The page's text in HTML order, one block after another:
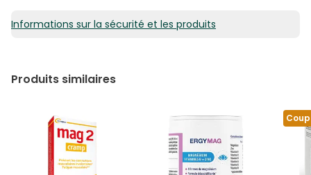
Informations sur la sécurité et les produits
Produits similaires